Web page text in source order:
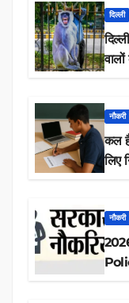
दिल्ली
नौकरी
कल
लिए
नौकरी